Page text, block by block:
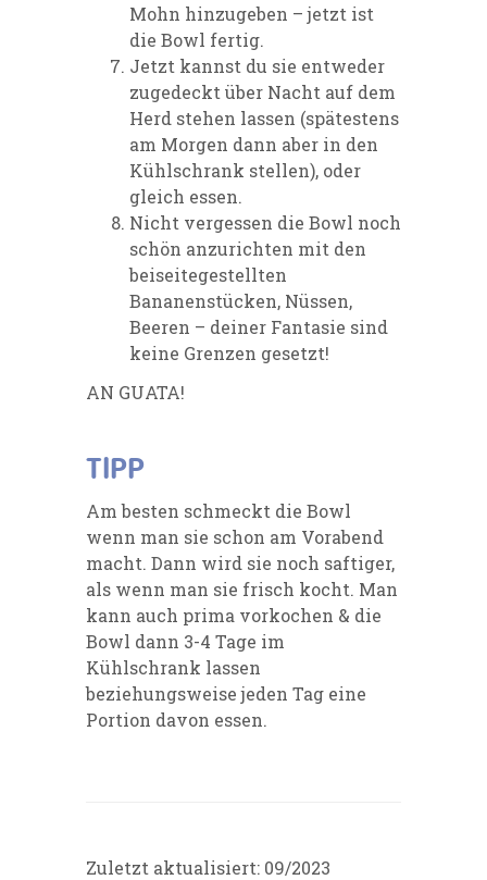
Mohn hinzugeben – jetzt ist
die Bowl fertig.
Jetzt kannst du sie entweder
zugedeckt über Nacht auf dem
Herd stehen lassen (spätestens
am Morgen dann aber in den
Kühlschrank stellen), oder
gleich essen.
Nicht vergessen die Bowl noch
schön anzurichten mit den
beiseitegestellten
Bananenstücken, Nüssen,
Beeren – deiner Fantasie sind
keine Grenzen gesetzt!
AN GUATA!
TIPP
Am besten schmeckt die Bowl
wenn man sie schon am Vorabend
macht. Dann wird sie noch saftiger,
als wenn man sie frisch kocht. Man
kann auch prima vorkochen & die
Bowl dann 3-4 Tage im
Kühlschrank lassen
beziehungsweise jeden Tag eine
Portion davon essen.
Zuletzt aktualisiert: 09/2023